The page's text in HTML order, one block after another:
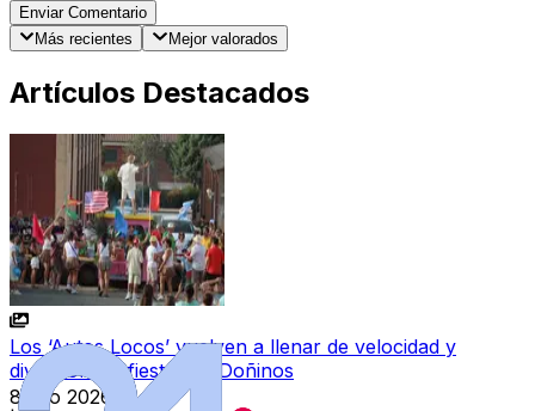
Enviar Comentario
Más recientes
Mejor valorados
Artículos Destacados
Los ‘Autos Locos’ vuelven a llenar de velocidad y
diversión las fiestas de Doñinos
8 ago 2026